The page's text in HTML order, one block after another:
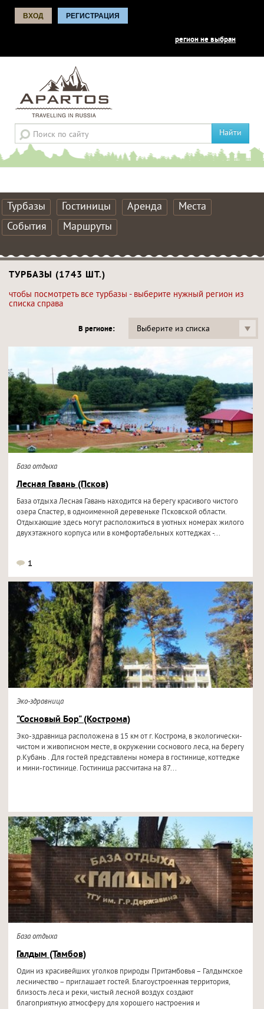
ВХОД РЕГИСТРАЦИЯ
регион не выбран
Найти
Турбазы Гостиницы Аренда
Места
События
Маршруты
ТУРБАЗЫ (1743 ШТ.)
чтобы посмотреть все турбазы - выберите нужный регион из
списка справа
В регионе: Выберите из списка
База отдыха
Лесная Гавань (Псков)
База отдыха Лесная Гавань находится на берегу красивого чистого
озера Спастер, в одноименной деревеньке Псковской области.
Отдыхающие здесь могут расположиться в уютных номерах жилого
двухэтажного корпуса или в комфортабельных коттеджах -...
1
Эко-здравница
"Сосновый Бор" (Кострома)
Эко-здравница расположена в 15 км от г. Кострома, в экологически-
чистом и живописном месте, в окружении соснового леса, на берегу
р.Кубань . Для гостей представлены номера в гостинице, коттедже
и мини-гостинице. Гостиница рассчитана на 87...
База отдыха
Галдым (Тамбов)
Один из красивейших уголков природы Притамбовья – Галдымское
лесничество – приглашает гостей. Благоустроенная территория,
близость леса и реки, чистый лесной воздух создают
благоприятную атмосферу для хорошего настроения и